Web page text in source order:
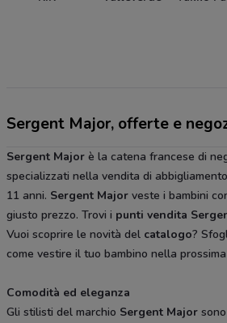
Sergent Major, offerte e
Sergent Major è la catena francese di
specializzati nella vendita di
11 anni. Sergent Major veste i bambini
giusto prezzo. Trovi i punti vendita
Vuoi scoprire le novità del catalogo?
come vestire il tuo bambino nella
Comodità ed eleganza
Gli stilisti del marchio Sergent Major